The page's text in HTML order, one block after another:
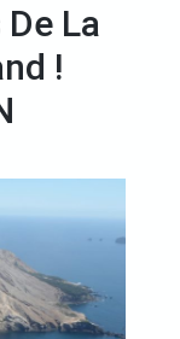
La
!